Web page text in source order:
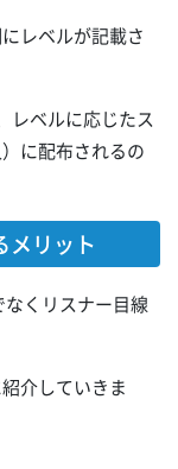
レベルが記載さ
レベルに応じたス
に配布されるの
リット
くリスナー目線
介していきま